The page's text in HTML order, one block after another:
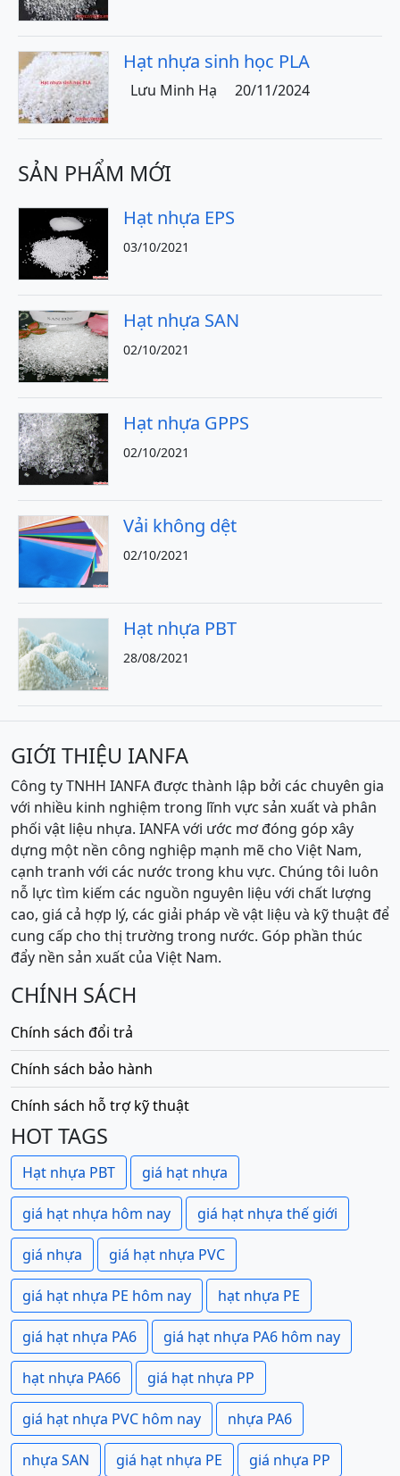
Hạt nhựa sinh học PLA
Lưu Minh Hạ 20/11/2024
SẢN PHẨM MỚI
Hạt nhựa EPS
03/10/2021
Hạt nhựa SAN
02/10/2021
Hạt nhựa GPPS
02/10/2021
Vải không dệt
02/10/2021
Hạt nhựa PBT
28/08/2021
GIỚI THIỆU IANFA
Công ty TNHH IANFA được thành lập bởi các chuyên gia
với nhiều kinh nghiệm trong lĩnh vực sản xuất và phân
phối vật liệu nhựa. IANFA với ước mơ đóng góp xây
dựng một nền công nghiệp mạnh mẽ cho Việt Nam,
cạnh tranh với các nước trong khu vực. Chúng tôi luôn
nỗ lực tìm kiếm các nguồn nguyên liệu với chất lượng
cao, giá cả hợp lý, các giải pháp về vật liệu và kỹ thuật để
cung cấp cho thị trường trong nước. Góp phần thúc
đẩy nền sản xuất của Việt Nam.
CHÍNH SÁCH
Chính sách đổi trả
Chính sách bảo hành
Chính sách hỗ trợ kỹ thuật
HOT TAGS
Hạt nhựa PBT giá hạt nhựa
giá hạt nhựa hôm nay giá hạt nhựa thế giới
giá nhựa giá hạt nhựa PVC
giá hạt nhựa PE hôm nay hạt nhựa PE
giá hạt nhựa PA6 giá hạt nhựa PA6 hôm nay
hạt nhựa PA66 giá hạt nhựa PP
giá hạt nhựa PVC hôm nay nhựa PA6
nhựa SAN giá hạt nhựa PE giá nhựa PP